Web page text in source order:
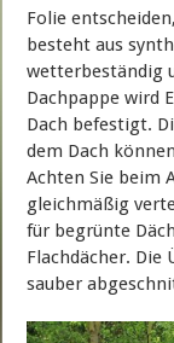
Folie
besteht aus
wetterbeständig
Dachpappe wird
Dach befestigt.
dem Dach
Achten Sie beim
gleichmäßig
für begrünte
Flachdächer. Die
sauber